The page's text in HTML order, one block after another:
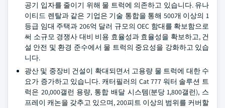
공기 입자를 줄이기 위해 물 트럭에 의존하고 있습니다. 유나
이티드 렌탈과 같은 기업은 기술 통합을 통해 500개 이상의 1
등급 임대 주택과 206억 달러 규모의 OEC 함대를 확보함으로
써 소규모 경쟁사 대비 비용 효율성과 효율성을 확보하고, 건
설 안전 및 환경 준수에서 물 트럭의 중요성을 강화하고 있습
니다.
광산 및 중장비 건설이 확대되면서 고용량 물 트럭에 대한 수
요가 증가하고 있습니다. 캐터필러의 Cat 777 워터 솔루션 트
럭은 20,000갤런 용량, 통합 배달 시스템(분당 1,800갤런), 스
프레이 캐논을 갖추고 있으며, 200피트 이상의 범위를 커버할